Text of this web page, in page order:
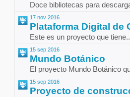
Doce bibliotecas para
17 nov 2016
Plataforma Digital de
Este es un proyecto que
15 sep 2016
Mundo Botánico
El proyecto Mundo Botánico
15 sep 2016
Proyecto de